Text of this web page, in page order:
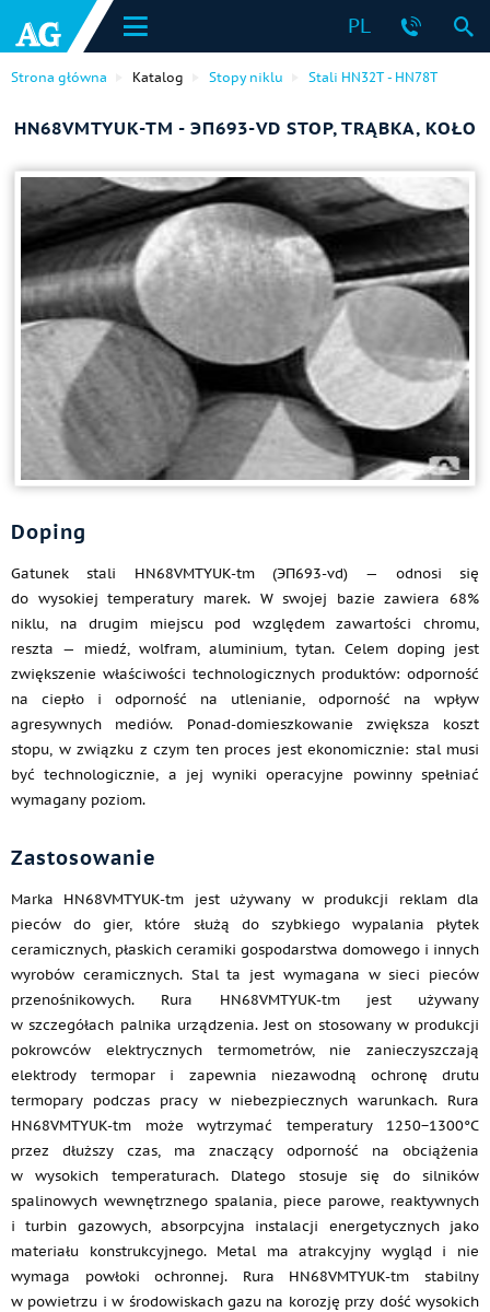
PL
Strona główna Katalog Stopy niklu Stali HN32T - HN78T
HN68VMTYUK-TM - ЭП693-VD STOP, TRĄBKA, KOŁO
Doping
Gatunek stali HN68VMTYUK-tm (ЭП693-vd) — odnosi się
do wysokiej temperatury marek. W swojej bazie zawiera 68%
niklu, na drugim miejscu pod względem zawartości chromu,
reszta — miedź, wolfram, aluminium, tytan. Celem doping jest
zwiększenie właściwości technologicznych produktów: odporność
na ciepło i odporność na utlenianie, odporność na wpływ
agresywnych mediów. Ponad-domieszkowanie zwiększa koszt
stopu, w związku z czym ten proces jest ekonomicznie: stal musi
być technologicznie, a jej wyniki operacyjne powinny spełniać
wymagany poziom.
Zastosowanie
Marka HN68VMTYUK-tm jest używany w produkcji reklam dla
pieców do gier, które służą do szybkiego wypalania płytek
ceramicznych, płaskich ceramiki gospodarstwa domowego i innych
wyrobów ceramicznych. Stal ta jest wymagana w sieci pieców
przenośnikowych. Rura HN68VMTYUK-tm jest używany
w szczegółach palnika urządzenia. Jest on stosowany w produkcji
pokrowców elektrycznych termometrów, nie zanieczyszczają
elektrody termopar i zapewnia niezawodną ochronę drutu
termopary podczas pracy w niebezpiecznych warunkach. Rura
HN68VMTYUK-tm może wytrzymać temperatury 1250−1300°C
przez dłuższy czas, ma znaczący odporność na obciążenia
w wysokich temperaturach. Dlatego stosuje się do silników
spalinowych wewnętrznego spalania, piece parowe, reaktywnych
i turbin gazowych, absorpcyjna instalacji energetycznych jako
materiału konstrukcyjnego. Metal ma atrakcyjny wygląd i nie
wymaga powłoki ochronnej. Rura HN68VMTYUK-tm stabilny
w powietrzu i w środowiskach gazu na korozję przy dość wysokich